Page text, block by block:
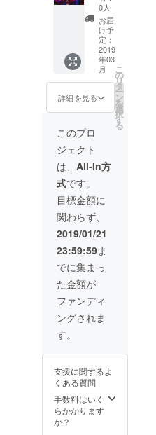
●Merde
ka T-
shirt (マ
レー語
で独立
と言う
意味) 男
女共に
ご用意
ります
のでご
希望の
サイズ
をお伝
えくだ
さい。※
白のみ
の品の
サイ
ズ・色
を備考
欄に記
載して
いただ
願いい
たしま
す
書くお
礼メッ
セージ
(日本
語、英
語、マ
レー
語、中
国語) ●
ペナン
イドツ
アー
（ペナ
ン国際
空港ま
たはホ
テルま
での送
迎付
き） 日
本語堪
能で陽
気な中
華系マ
レーシ
ア人が
ご案内
しま
場所や
い物が
ありま
したら
遠慮な
0人
お届
け予
定：
2019
年03
月
詳細を見る
こ
の
リ
タ
ー
ン
を
選
択
す
る
このプロ
ジェクト
は、 All-In方
式です。
目標金額に
関わらず、
2019/01/21
23:59:59ま
でに集まっ
た金額が
ファンディ
ングされま
す。
支援に関するよ
くある質問
手数料はいく
らかかります
か？